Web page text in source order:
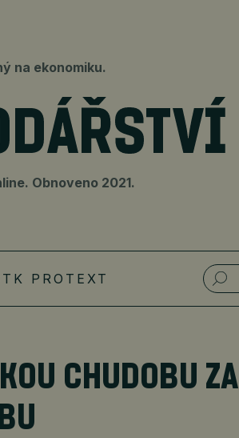
na ekonomiku.
Obnoveno 2021.
PROTEXT
CHUDOBU ZA